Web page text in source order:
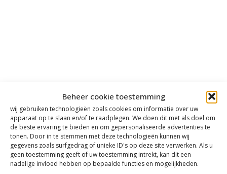
Beheer cookie toestemming
wij gebruiken technologieën zoals cookies om informatie over uw
apparaat op te slaan en/of te raadplegen. We doen dit met als doel om
de beste ervaring te bieden en om gepersonaliseerde advertenties te
tonen. Door in te stemmen met deze technologieën kunnen wij
gegevens zoals surfgedrag of unieke ID's op deze site verwerken. Als u
geen toestemming geeft of uw toestemming intrekt, kan dit een
nadelige invloed hebben op bepaalde functies en mogelijkheden.
Contact